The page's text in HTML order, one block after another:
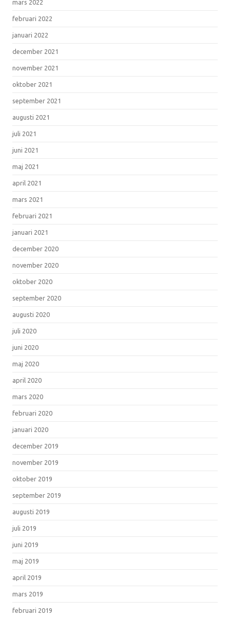
mars 2022
februari 2022
januari 2022
december 2021
november 2021
oktober 2021
september 2021
augusti 2021
juli 2021
juni 2021
maj 2021
april 2021
mars 2021
februari 2021
januari 2021
december 2020
november 2020
oktober 2020
september 2020
augusti 2020
juli 2020
juni 2020
maj 2020
april 2020
mars 2020
februari 2020
januari 2020
december 2019
november 2019
oktober 2019
september 2019
augusti 2019
juli 2019
juni 2019
maj 2019
april 2019
mars 2019
februari 2019